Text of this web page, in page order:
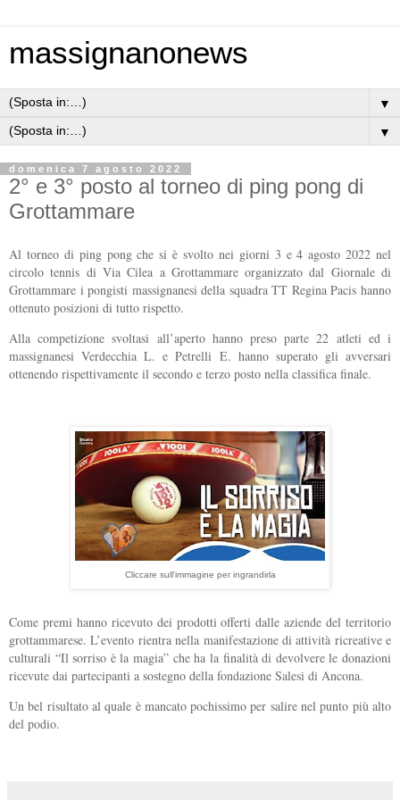
massignanonews
▼
▼
domenica 7 agosto 2022
2° e 3° posto al torneo di ping pong di
Grottammare
Al torneo di ping pong che si è svolto nei giorni 3 e 4 agosto 2022 nel
circolo tennis di Via Cilea a Grottammare organizzato dal Giornale di
Grottammare i pongisti massignanesi della squadra TT Regina Pacis hanno
ottenuto posizioni di tutto rispetto.
Alla competizione svoltasi all’aperto hanno preso parte 22 atleti ed i
massignanesi Verdecchia L. e Petrelli E. hanno superato gli avversari
ottenendo rispettivamente il secondo e terzo posto nella classifica finale.
Cliccare sull'immagine per ingrandirla
Come premi hanno ricevuto dei prodotti offerti dalle aziende del territorio
grottammarese. L’evento rientra nella manifestazione di attività ricreative e
culturali “Il sorriso è la magia” che ha la finalità di devolvere le donazioni
ricevute dai partecipanti a sostegno della fondazione Salesi di Ancona.
Un bel risultato al quale è mancato pochissimo per salire nel punto più alto
del podio.